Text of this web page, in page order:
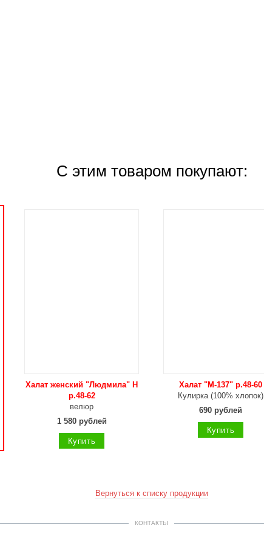
С этим товаром покупают:
Халат женский "Людмила" Н
р.48-62
велюр
1 580 рублей
Купить
Халат "М-137" р.48-60
Кулирка (100% хлопок)
690 рублей
Купить
Вернуться к списку продукции
КОНТАКТЫ